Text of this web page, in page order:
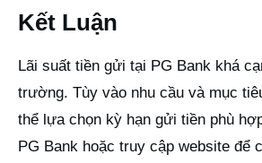
Kết Luận
Lãi suất tiền gửi tại PG Bank khá
trường. Tùy vào nhu cầu và mục
thể lựa chọn kỳ hạn gửi tiền phù
PG Bank hoặc truy cập website để